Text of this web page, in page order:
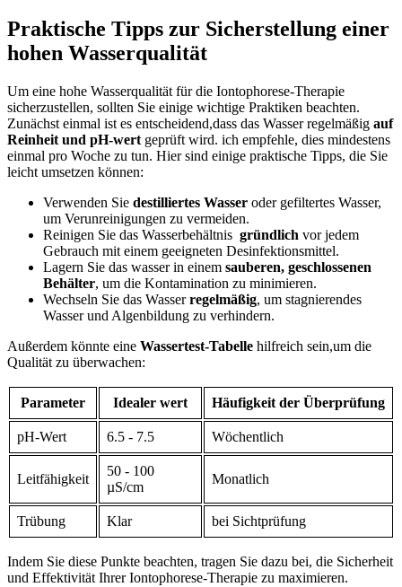
Praktische Tipps zur ‍Sicherstellung‌ einer
hohen Wasserqualität
Um eine ‍hohe ‌Wasserqualität⁣ für die Iontophorese-Therapie⁢
sicherzustellen, ⁤sollten Sie einige wichtige ⁢Praktiken beachten.
Zunächst ‌einmal ist es entscheidend,dass das Wasser⁣ regelmäßig auf
Reinheit‍ und pH-wert geprüft wird.​ ich empfehle, ‍dies mindestens
einmal ⁣pro Woche zu ⁤tun.‍ Hier sind⁤ einige praktische Tipps, die Sie
leicht umsetzen können:
Verwenden Sie‌ destilliertes Wasser ⁤oder gefiltertes Wasser,
um Verunreinigungen⁤ zu‍ vermeiden.
Reinigen‍ Sie das Wasserbehältnis ⁤ gründlich vor ⁢jedem
Gebrauch mit⁣ einem geeigneten Desinfektionsmittel.
Lagern Sie das ⁣wasser in einem sauberen,⁤ geschlossenen
Behälter, um⁤ die Kontamination ‍zu minimieren.
Wechseln ⁤Sie das Wasser‌regelmäßig,⁢ um stagnierendes
Wasser und ​Algenbildung zu verhindern.
Außerdem könnte eine Wassertest-Tabelle hilfreich sein,um ⁤die
Qualität ⁣zu⁢ überwachen:
Parameter Idealer wert Häufigkeit der Überprüfung
pH-Wert 6.5​ -⁣ 7.5 Wöchentlich
Leitfähigkeit
50 ⁢- ⁤100
µS/cm
Monatlich
Trübung Klar bei ‍Sichtprüfung
Indem Sie diese Punkte beachten, ⁤tragen⁣ Sie dazu bei, die ⁤Sicherheit
und Effektivität Ihrer Iontophorese-Therapie zu maximieren.